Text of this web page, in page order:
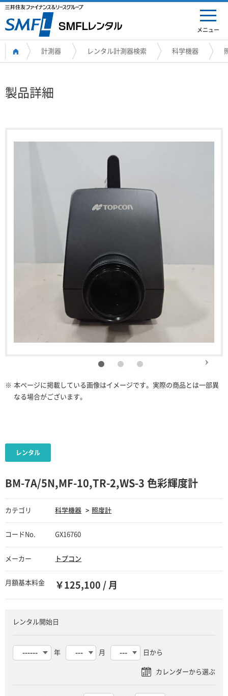
メニュー
計測器 レンタル計測器検索 科学機器
製品詳細
※ 本ページに掲載している画像はイメージです。実際の商品とは一部異
なる場合がございます。
BM-7A/5N,MF-10,TR-2,WS-3 色彩輝度計
カテゴリ 科学機器 照度計
コードNo. GX16760
メーカー トプコン
月額基本料金 ￥125,100 / 月
レンタル開始日
年 月 日から